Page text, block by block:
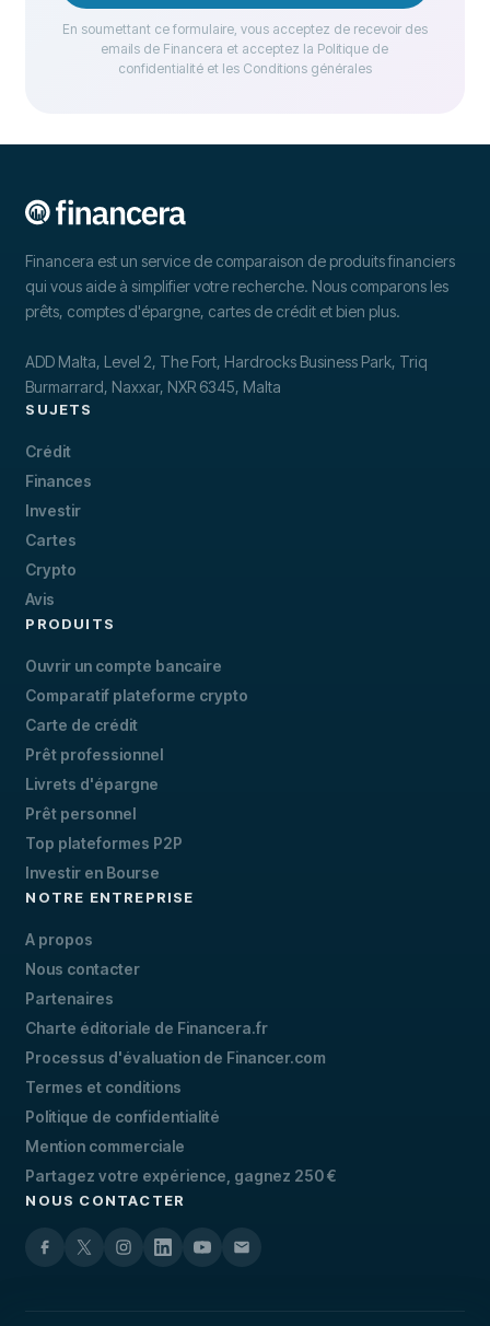
En soumettant ce formulaire, vous acceptez de recevoir des
emails de Financera et acceptez la Politique de
confidentialité et les Conditions générales
Financera est un service de comparaison de produits financiers
qui vous aide à simplifier votre recherche. Nous comparons les
prêts, comptes d'épargne, cartes de crédit et bien plus.
ADD Malta, Level 2, The Fort, Hardrocks Business Park, Triq
Burmarrard, Naxxar, NXR 6345, Malta
SUJETS
Crédit
Finances
Investir
Cartes
Crypto
Avis
PRODUITS
Ouvrir un compte bancaire
Comparatif plateforme crypto
Carte de crédit
Prêt professionnel
Livrets d'épargne
Prêt personnel
Top plateformes P2P
Investir en Bourse
NOTRE ENTREPRISE
A propos
Nous contacter
Partenaires
Charte éditoriale de Financera.fr
Processus d'évaluation de Financer.com
Termes et conditions
Politique de confidentialité
Mention commerciale
Partagez votre expérience, gagnez 250 €
NOUS CONTACTER